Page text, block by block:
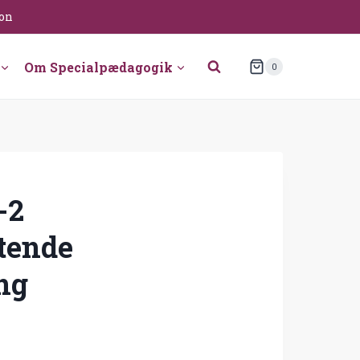
Om Specialpædagogik 0